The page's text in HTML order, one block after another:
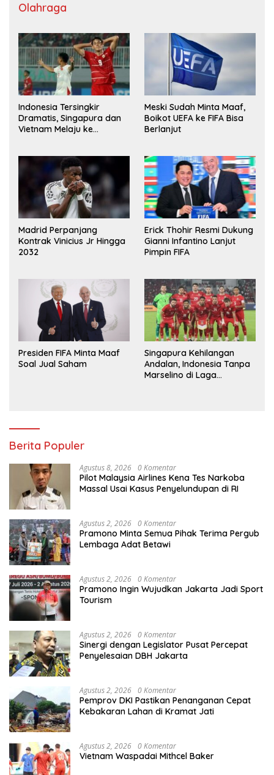
Olahraga
Indonesia Tersingkir
Dramatis, Singapura dan
Vietnam Melaju ke
Meski Sudah Minta Maaf,
Boikot UEFA ke FIFA Bisa
Berlanjut
Madrid Perpanjang
Kontrak Vinicius Jr Hingga
2032
Erick Thohir Resmi Dukung
Gianni Infantino Lanjut
Pimpin FIFA
Presiden FIFA Minta Maaf
Soal Jual Saham
Singapura Kehilangan
Andalan, Indonesia Tanpa
Marselino di Laga
Berita Populer
Agustus 8, 2026 0 Komentar
Pilot Malaysia Airlines Kena Tes Narkoba
Massal Usai Kasus Penyelundupan di RI
Agustus 2, 2026 0 Komentar
Pramono Minta Semua Pihak Terima Pergub
Lembaga Adat Betawi
Agustus 2, 2026 0 Komentar
Pramono Ingin Wujudkan Jakarta Jadi Sport
Tourism
Agustus 2, 2026 0 Komentar
Sinergi dengan Legislator Pusat Percepat
Penyelesaian DBH Jakarta
Agustus 2, 2026 0 Komentar
Pemprov DKI Pastikan Penanganan Cepat
Kebakaran Lahan di Kramat Jati
Agustus 2, 2026 0 Komentar
Vietnam Waspadai Mithcel Baker